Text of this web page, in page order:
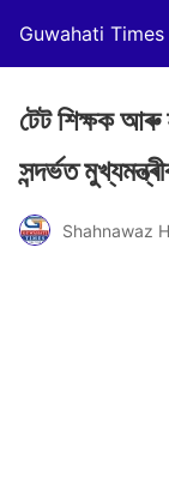
Guwahati Times
টেট শিক্ষক আৰু
সন্দৰ্ভত
Shahnawaz